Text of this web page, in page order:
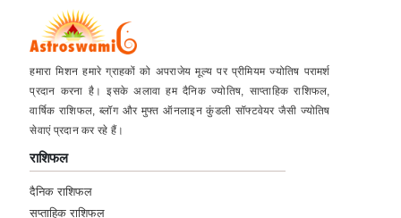
हमारा मिशन हमारे ग्राहकों को अपराजेय मूल्य पर प्रीमियम ज्योतिष परामर्श
प्रदान करना है। इसके अलावा हम दैनिक ज्योतिष, साप्ताहिक राशिफल,
वार्षिक राशिफल, ब्लॉग और मुफ्त ऑनलाइन कुंडली सॉफ्टवेयर जैसी ज्योतिष
सेवाएं प्रदान कर रहे हैं।
राशिफल
दैनिक राशिफल
सप्ताहिक राशिफल